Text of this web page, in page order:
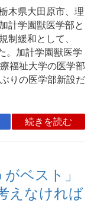
木県大田原市、理
計学園獣医学部と
制緩和として、
。加計学園獣医学
福祉大学の医学部
りの医学部新設だ
続きを読む
ベスト」
えなければ